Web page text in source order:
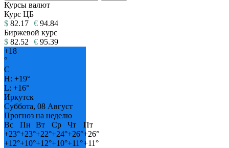
Курсы валют
Курс ЦБ
$ 82.17 € 94.84
Биржевой курс
$ 82.52 € 95.39
+18
°
C
H: +19°
L: +16°
Иркутск
Суббота, 08 Август
Прогноз на неделю
Вс
Пн Вт Ср Чт
Пт
+23°+23°+22°+24°+26°+26°
+12°+10°+12°+10°+11°+11°